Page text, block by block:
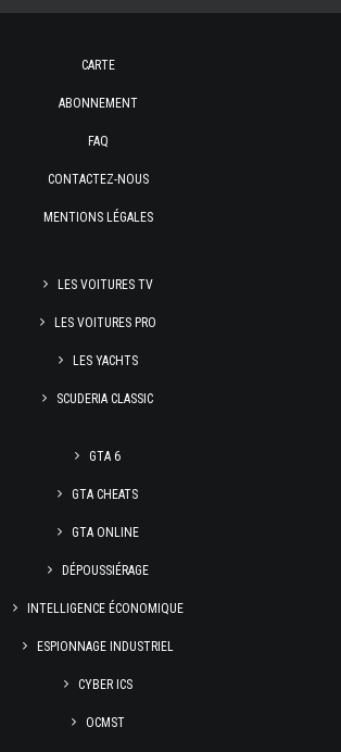
CARTE
ABONNEMENT
FAQ
CONTACTEZ-NOUS
MENTIONS LÉGALES
LES VOITURES TV
LES VOITURES PRO
LES YACHTS
SCUDERIA CLASSIC
GTA 6
GTA CHEATS
GTA ONLINE
DÉPOUSSIÉRAGE
INTELLIGENCE ÉCONOMIQUE
ESPIONNAGE INDUSTRIEL
CYBER ICS
OCMST